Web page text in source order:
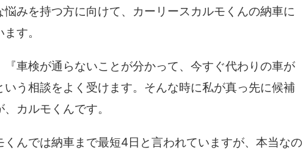
悩みを持つ方に向けて、カーリースカルモくんの納車に
す。
『車検が通らないことが分かって、今すぐ代わりの車が
いう相談をよく受けます。そんな時に私が真っ先に候補
カルモくんです。
くんでは納車まで最短4日と言われていますが、本当なの